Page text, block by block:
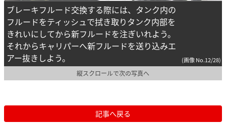
ブレーキフルード交換する際には、タンク内の
フルードをティッシュで拭き取りタンク内部を
きれいにしてから新フルードを注ぎいれよう。
それからキャリパーへ新フルードを送り込みエ
アー抜きしよう。
(画像 No.12/28)
縦スクロールで次の写真へ
記事へ戻る